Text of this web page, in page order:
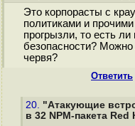
Это корпорасты с
политиками и
прогрызли, то есть
безопасности? Можно
червя?
Ответить
20. "Атакующие
в 32 NPM-пакета Red